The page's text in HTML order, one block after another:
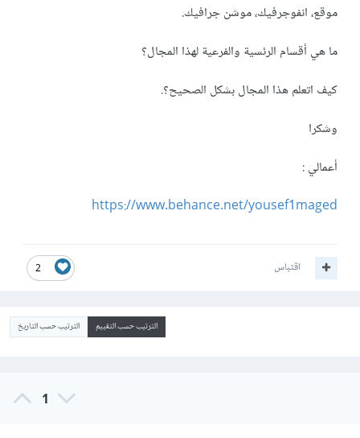
موقع، انفوجرفيك، موشن جرافيك.
ما هي أقسام الرئسية والفرعية لهذا المجال؟
كيف اتعلم هذا المجال بشكل الصحيح؟.
وشكرا
أعمالي :
https://www.behance.net/yousef1maged
2 اقتباس
الترتيب حسب التقييم الترتيب حسب التاريخ
1